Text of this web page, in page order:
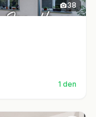
38
1 den